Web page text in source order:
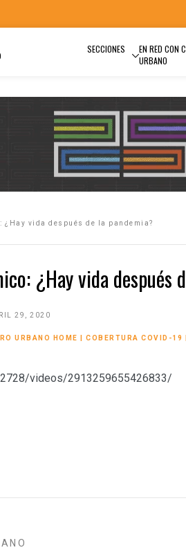
SECCIONES
EN RED CON
URBANO
¿Hay vida después de la pandemia?
¿Hay vida después
29, 2020
URBANO HOME COBERTURA COVID-19
videos/2913259655426833/